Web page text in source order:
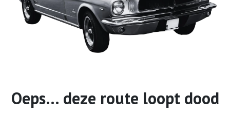
Fout 404
Oeps… deze route loopt dood